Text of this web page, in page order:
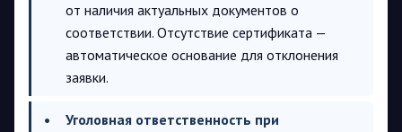
от наличия актуальных документов о
соответствии. Отсутствие сертификата —
автоматическое основание для отклонения
заявки.
Уголовная ответственность при